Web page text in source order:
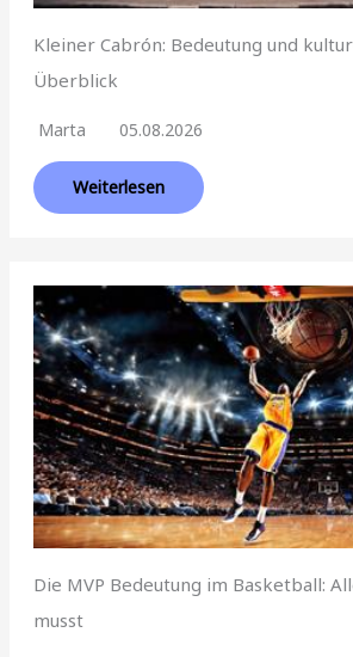
Kleiner Cabrón: Bedeutung und
Überblick
Marta 05.08.2026
Weiterlesen
Die MVP Bedeutung im Basketball:
musst